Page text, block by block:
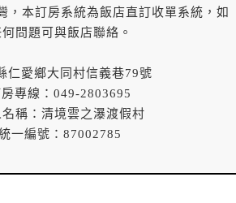
付金額作為甲方日後消費折抵使
已付金額的折抵使用作不合理之限
於預定住宿日當日到達或未為解
退還預收約定房價總金額。
求變更住宿日期、住宿天數、房
，本訂房系統為飯店直訂收單系統，如
問題可與飯店聯絡。
仁愛鄉大同村信義巷79號
專線：049-2803695
名稱：清境雲之瀑渡假村
一編號：87002785